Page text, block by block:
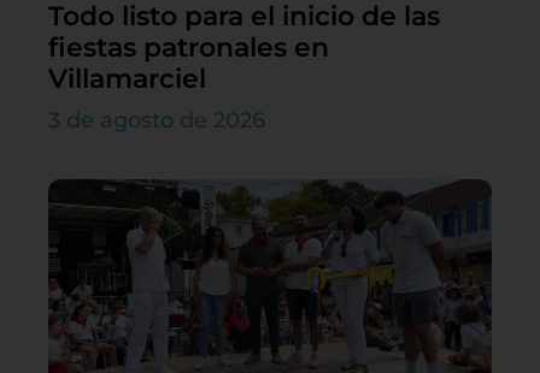
Todo listo para el inicio de las
fiestas patronales en
Villamarciel
3 de agosto de 2026